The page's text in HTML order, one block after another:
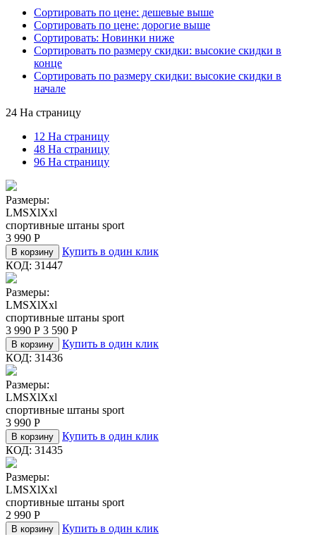
Сортировать по цене: дешевые выше
Сортировать по цене: дорогие выше
Сортировать: Новинки ниже
Сортировать по размеру скидки: высокие скидки в
конце
Сортировать по размеру скидки: высокие скидки в
начале
24 На страницу
12 На страницу
48 На страницу
96 На страницу
Размеры:
LMSXlXxl
спортивные штаны sport
3 990 Р
В корзину
Купить в один клик
КОД: 31447
Размеры:
LMSXlXxl
спортивные штаны sport
3 990 Р 3 590 Р
В корзину
Купить в один клик
КОД: 31436
Размеры:
LMSXlXxl
спортивные штаны sport
3 990 Р
В корзину
Купить в один клик
КОД: 31435
Размеры:
LMSXlXxl
спортивные штаны sport
2 990 Р
В корзину
Купить в один клик